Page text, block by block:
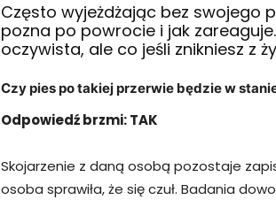
Często wyjeżdżając bez swojego
pozna po powrocie i jak
oczywista, ale co jeśli znikniesz z
Czy pies po takiej przerwie będzie w
Odpowiedź brzmi: TAK
Skojarzenie z daną osobą pozostaje
osoba sprawiła, że się czuł. Badania